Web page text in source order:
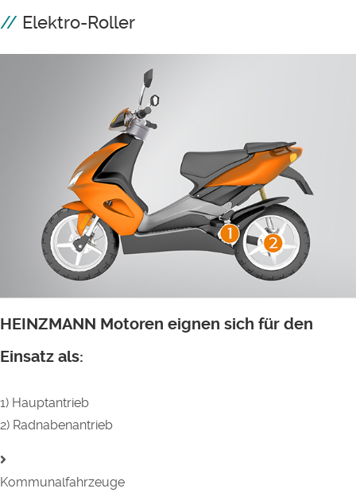
Elektro-Roller
HEINZMANN Motoren eignen sich für den
Einsatz als:
1) Hauptantrieb
2) Radnabenantrieb
Kommunalfahrzeuge